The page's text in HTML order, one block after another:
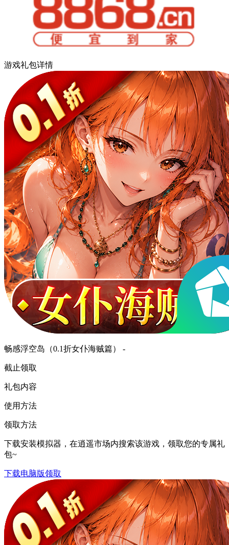
游戏礼包详情
畅感浮空岛（0.1折女仆海贼篇） -
截止领取
礼包内容
使用方法
领取方法
下载安装模拟器，在逍遥市场内搜索该游戏，领取您的专属礼
包~
下载电脑版领取